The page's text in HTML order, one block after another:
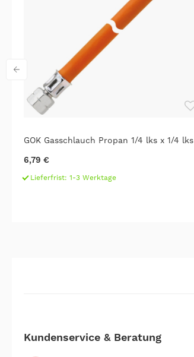
GOK Gasschlauch Propan 1/4 lks x 1/4 lks
6,79 €
Lieferfrist: 1-3 Werktage
Kundenservice & Beratung